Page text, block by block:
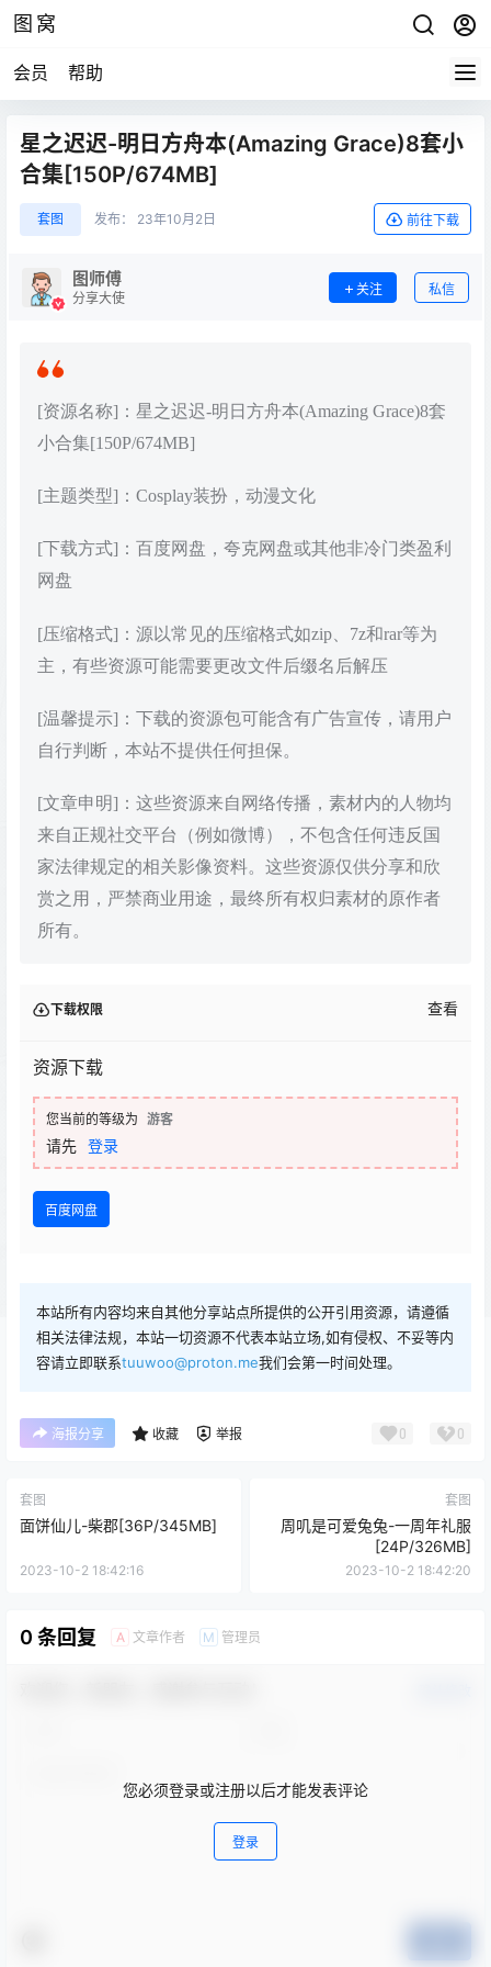
图窝
会员 帮助
星之迟迟-明日方舟本(Amazing Grace)8套小
合集[150P/674MB]
套图 发布： 23年10月2日 前往下载
图师傅
分享大使
关注 私信
[资源名称]：星之迟迟-明日方舟本(Amazing Grace)8套
小合集[150P/674MB]
[主题类型]：Cosplay装扮，动漫文化
[下载方式]：百度网盘，夸克网盘或其他非冷门类盈利
网盘
[压缩格式]：源以常见的压缩格式如zip、7z和rar等为
主，有些资源可能需要更改文件后缀名后解压
[温馨提示]：下载的资源包可能含有广告宣传，请用户
自行判断，本站不提供任何担保。
[文章申明]：这些资源来自网络传播，素材内的人物均
来自正规社交平台（例如微博），不包含任何违反国
家法律规定的相关影像资料。这些资源仅供分享和欣
赏之用，严禁商业用途，最终所有权归素材的原作者
所有。
下载权限 查看
资源下载
您当前的等级为 游客
请先 登录
百度网盘
本站所有内容均来自其他分享站点所提供的公开引用资源，请遵循
相关法律法规，本站一切资源不代表本站立场,如有侵权、不妥等内
容请立即联系tuuwoo@proton.me我们会第一时间处理。
海报分享 收藏 举报 0 0
套图
面饼仙儿-柴郡[36P/345MB]
2023-10-2 18:42:16
套图
周叽是可爱兔兔-一周年礼服
[24P/326MB]
2023-10-2 18:42:20
0 条回复 A 文章作者 M 管理员
您必须登录或注册以后才能发表评论
登录